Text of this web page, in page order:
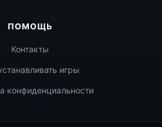
ПОМОЩЬ
Контакты
игры
конфиденциальности